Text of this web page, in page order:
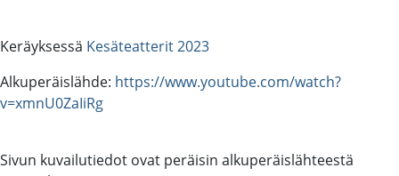
Keräyksessä Kesäteatterit 2023
Alkuperäislähde: https://www.youtube.com/watch?
v=xmnU0ZaIiRg
Sivun kuvailutiedot ovat peräisin alkuperäislähteestä